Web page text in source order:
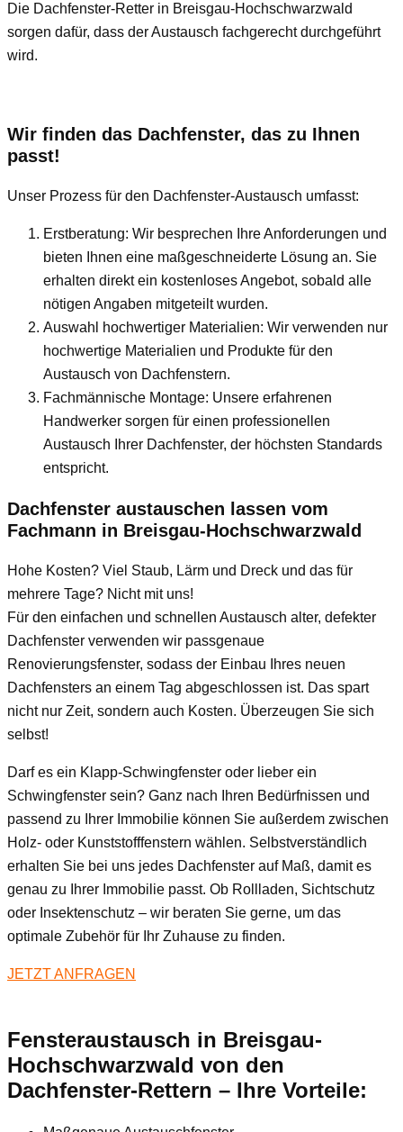
Die Dachfenster-Retter in Breisgau-Hochschwarzwald
sorgen dafür, dass der Austausch fachgerecht durchgeführt
wird.
Wir finden das Dachfenster, das zu Ihnen
passt!
Unser Prozess für den Dachfenster-Austausch umfasst:
Erstberatung: Wir besprechen Ihre Anforderungen und
bieten Ihnen eine maßgeschneiderte Lösung an. Sie
erhalten direkt ein kostenloses Angebot, sobald alle
nötigen Angaben mitgeteilt wurden.
Auswahl hochwertiger Materialien: Wir verwenden nur
hochwertige Materialien und Produkte für den
Austausch von Dachfenstern.
Fachmännische Montage: Unsere erfahrenen
Handwerker sorgen für einen professionellen
Austausch Ihrer Dachfenster, der höchsten Standards
entspricht.
Dachfenster austauschen lassen vom
Fachmann in Breisgau-Hochschwarzwald
Hohe Kosten? Viel Staub, Lärm und Dreck und das für
mehrere Tage? Nicht mit uns!
Für den einfachen und schnellen Austausch alter, defekter
Dachfenster verwenden wir passgenaue
Renovierungsfenster, sodass der Einbau Ihres neuen
Dachfensters an einem Tag abgeschlossen ist. Das spart
nicht nur Zeit, sondern auch Kosten. Überzeugen Sie sich
selbst!
Darf es ein Klapp-Schwingfenster oder lieber ein
Schwingfenster sein? Ganz nach Ihren Bedürfnissen und
passend zu Ihrer Immobilie können Sie außerdem zwischen
Holz- oder Kunststofffenstern wählen. Selbstverständlich
erhalten Sie bei uns jedes Dachfenster auf Maß, damit es
genau zu Ihrer Immobilie passt. Ob Rollladen, Sichtschutz
oder Insektenschutz – wir beraten Sie gerne, um das
optimale Zubehör für Ihr Zuhause zu finden.
JETZT ANFRAGEN
Fensteraustausch in Breisgau-
Hochschwarzwald von den
Dachfenster-Rettern – Ihre Vorteile: